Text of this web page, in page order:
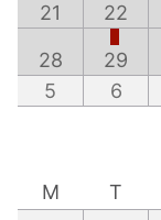
21 22
28 29
5
6
M
T